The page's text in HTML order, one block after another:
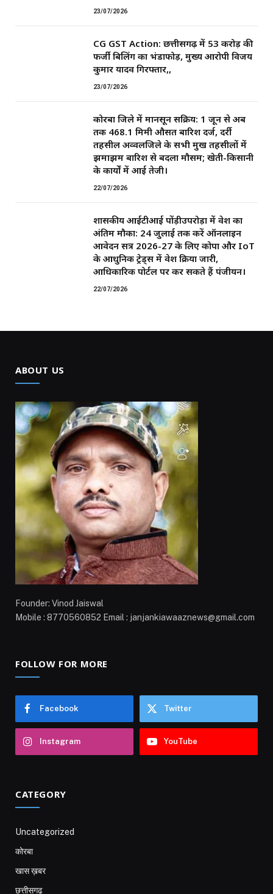
23/07/2026
CG GST Action: छत्तीसगढ़ में 53 करोड़ की
फर्जी बिलिंग का भंडाफोड़, मुख्य आरोपी विजय
कुमार यादव गिरफ्तार,,
23/07/2026
कोरबा जिले में मानसून सक्रिय: 1 जून से अब
तक 468.1 मिमी औसत बारिश दर्ज, दर्री
तहसील अव्वलजिले के सभी प्रमुख तहसीलों में
झमाझम बारिश से बदला मौसम; खेती-किसानी
के कार्यों में आई तेजी।
22/07/2026
शासकीय आईटीआई पोंड़ीउपरोड़ा में प्रवेश का
अंतिम मौका: 24 जुलाई तक करें ऑनलाइन
आवेदन सत्र 2026-27 के लिए कोपा और IoT
के आधुनिक ट्रेड्स में प्रवेश प्रक्रिया जारी,
आधिकारिक पोर्टल पर कर सकते हैं पंजीयन।
22/07/2026
ABOUT US
Founder: Vinod Jaiswal
Mobile : 8770560852 Email : janjankiawaaznews@gmail.com
FOLLOW FOR MORE
Facebook Twitter
Instagram YouTube
CATEGORY
Uncategorized
कोरबा
खास ख़बर
छत्तीसगढ़